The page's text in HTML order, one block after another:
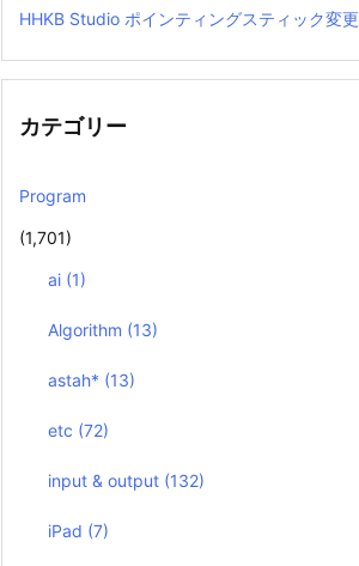
HHKB Studio ポインティングスティック変更
カテゴリー
Program
(1,701)
ai (1)
Algorithm (13)
astah* (13)
etc (72)
input & output (132)
iPad (7)